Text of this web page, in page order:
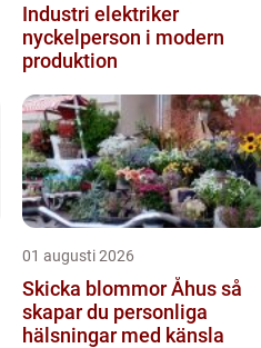
Industri elektriker
nyckelperson i modern
produktion
01 augusti 2026
Skicka blommor Åhus så
skapar du personliga
hälsningar med känsla